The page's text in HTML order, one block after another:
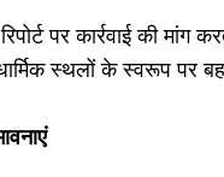
पर कार्रवाई की
स्थलों के स्वरूप पर